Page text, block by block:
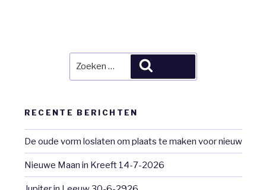
RECENTE BERICHTEN
De oude vorm loslaten om plaats te maken voor nieuw
Nieuwe Maan in Kreeft 14-7-2026